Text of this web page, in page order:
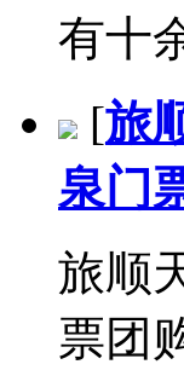
有十
[旅
泉门
旅顺
票团